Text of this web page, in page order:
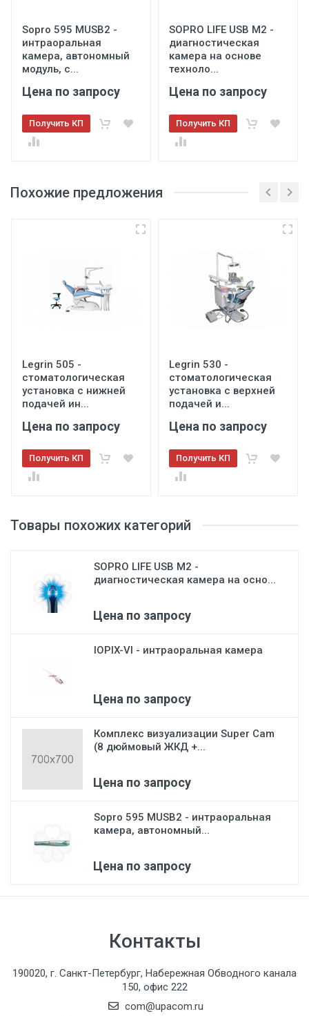
Товары похожих категорий
SOPRO LIFE USB M2 -
диагностическая камера на осно...
Цена по запросу
IOPIX-VI - интраоральная камера
Цена по запросу
Комплекс визуализации Super Cam
(8 дюймовый ЖКД +...
Цена по запросу
Sopro 595 MUSB2 - интраоральная
камера, автономный...
Цена по запросу
Модуль для подключения пневматического
микромотора
Модуль для подключения пятого инструмента
инструментов при выборе одного
Система антивсасывания для турбинных шлангов
Негатоскоп
Сенсорная панель управления всеми функциями
положении
Функция памяти на 5 положений
Система аварийной остановки движения кресла
Артикуляционный подголовник для взрослого и
Поворотный на 1800
Совмещен с креслом пациента
Система автоматического наполнения водой стакана
Автономная подача воды на инструменты
Система дезинфекции шлангов
Бойлер для подогрева воды
Многофункциональная педаль управления креслом и
инструментами
Пылесос и слюноотсос эжекторного типа
Дополнительное место для установки 4-го
инструмента
Система автоматического наполнения водой стакана
пациента и омыва плевательницы
Вкл./выкл. светильника
Светильник Siger LED, 33 000 люкс
Держатель монитора
Стул ассистента
Светильник Faro EDI, до 35 000 люкс (Италия)
Электрический мотор
Встроенная система для подключения вакуумной
Sopro 595 MUSB2 -
интраоральная
камера, автономный
модуль, с...
Цена по запросу
Получить КП
SOPRO LIFE USB M2 -
диагностическая
камера на основе
техноло...
Цена по запросу
Получить КП
Похожие предложения
Legrin 505 -
стоматологическая
установка с нижней
подачей ин...
Цена по запросу
Получить КП
Legrin 530 -
стоматологическая
установка с верхней
подачей и...
Цена по запросу
Получить КП
Контакты
190020, г. Санкт-Петербург, Набережная Обводного канала
150, офис 222
com@upacom.ru